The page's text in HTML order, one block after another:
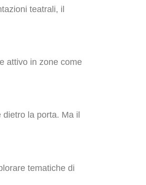
teatrali, il
attivo in zone come
la porta. Ma il
tematiche di